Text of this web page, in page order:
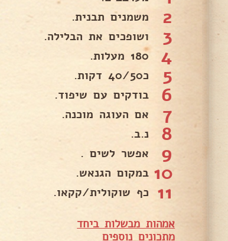
2 משמנים תבנית.
3 ושופכים את הבלילה.
4 180 מעלות.
5 כ40/50 דקות.
6 בודקים עם שיפוד.
7 אם העוגה מוכנה.
8 נ.ב.
9 אפשר לשים .
10 במקום הגנאש.
11 כף שוקולית/קקאו.
אמהות מבשלות ביחד
מתכונים נוספים